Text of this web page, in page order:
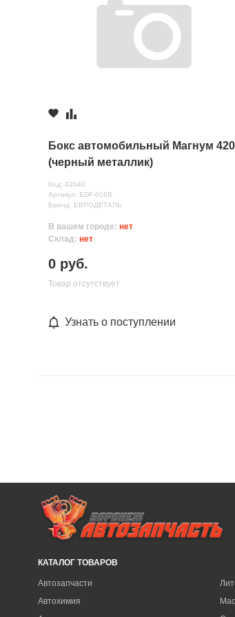
Все поля формы обязательны
Отправляя форму вы соглашаетесь на
Бокс автомобильный Магнум 420
(черный металлик)
Код: 42040
Артикул: EDF-016B
Бренд: ЕВРОДЕТАЛЬ
В вашем городе: нет
Склад: нет
0 руб.
Товар отсутствует
Узнать о поступлении
КАТАЛОГ ТОВАРОВ
Автозапчасти
Автохимия